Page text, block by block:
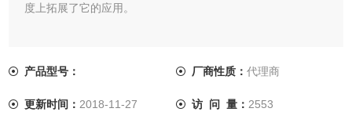
度上拓展了它的应用。
产品型号： 厂商性质： 代理商
更新时间： 2018-11-27 访 问 量： 2553